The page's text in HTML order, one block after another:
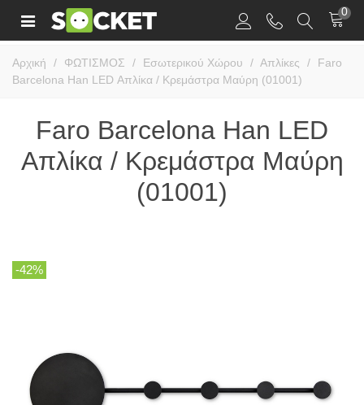
0
Αρχική / ΦΩΤΙΣΜΟΣ / Εσωτερικού Χώρου / Απλίκες /
Faro
Barcelona Han LED Απλίκα / Κρεμάστρα Μαύρη (01001)
Faro Barcelona Han LED
Απλίκα / Κρεμάστρα Μαύρη
(01001)
-42%